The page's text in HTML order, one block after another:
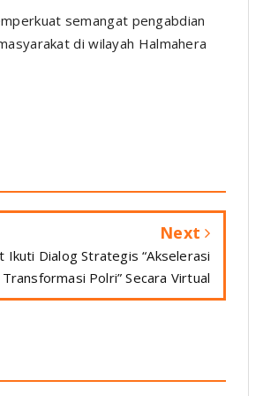
semangat pengabdian
di wilayah Halmahera
Next
Ikuti Dialog Strategis “Akselerasi
Transformasi Polri” Secara Virtual